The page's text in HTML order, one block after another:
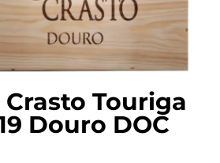
Touriga
Douro DOC